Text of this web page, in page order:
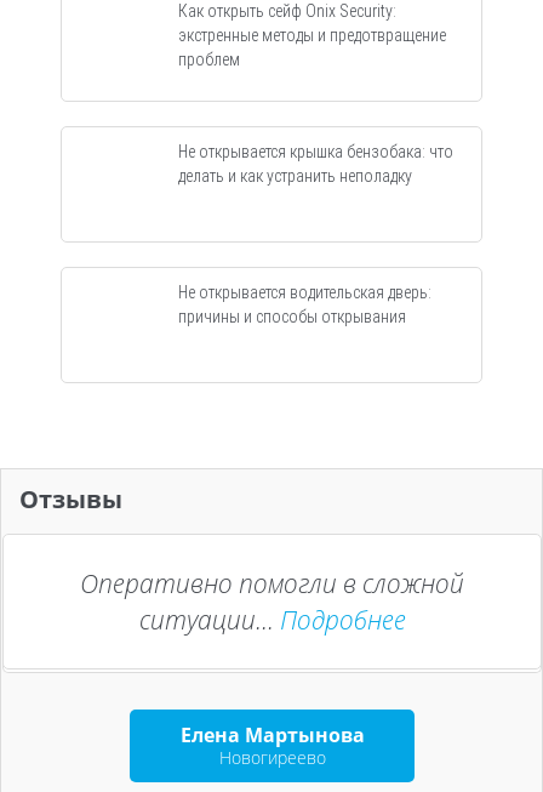
Как открыть сейф Onix Security:
экстренные методы и предотвращение
проблем
Не открывается крышка бензобака: что
делать и как устранить неполадку
Не открывается водительская дверь:
причины и способы открывания
Отзывы
Оперативно помогли в сложной
ситуации... Подробнее
Елена Мартынова
Новогиреево